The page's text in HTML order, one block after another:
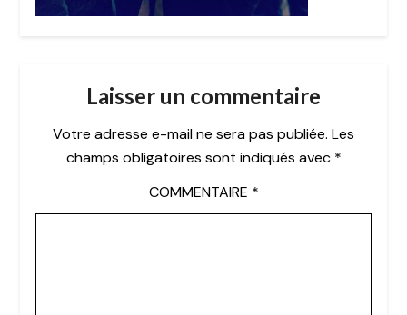
Laisser un commentaire
Votre adresse e-mail ne sera pas publiée. Les
champs obligatoires sont indiqués avec *
COMMENTAIRE *